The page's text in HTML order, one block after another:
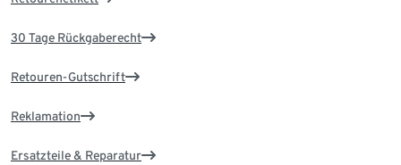
30 Tage Rückgaberecht
Retouren-Gutschrift
Reklamation
Ersatzteile & Reparatur